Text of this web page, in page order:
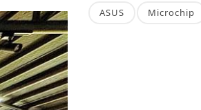
ASUS Microchip